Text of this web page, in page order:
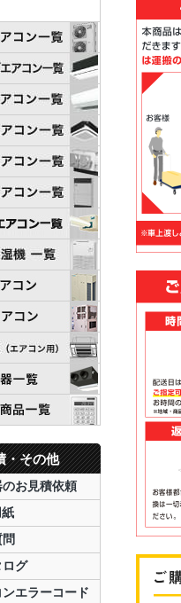
・その他
お見積依頼
ログ
エラーコード